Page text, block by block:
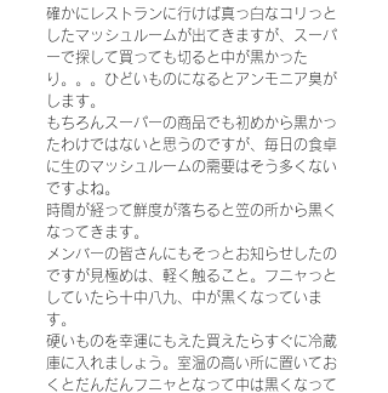
確かにレストランに行けば真っ白なコリっと
したマッシュルームが出てきますが、スーパ
ーで探して買っても切ると中が黒かった
り。。。ひどいものになるとアンモニア臭が
します。
もちろんスーパーの商品でも初めから黒かっ
たわけではないと思うのですが、毎日の食卓
に生のマッシュルームの需要はそう多くない
ですよね。
時間が経って鮮度が落ちると笠の所から黒く
なってきます。
メンバーの皆さんにもそっとお知らせしたの
ですが見極めは、軽く触ること。フニャっと
していたら十中八九、中が黒くなっていま
す。
硬いものを幸運にもえた買えたらすぐに冷蔵
庫に入れましょう。室温の高い所に置いてお
くとだんだんフニャとなって中は黒くなって